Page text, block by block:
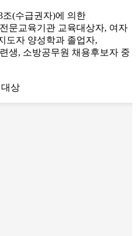
조(수급권자)에 의한
문교육기관 교육대상자, 여자
도자 양성학과 졸업자,
생, 소방공무원 채용후보자 중
대상